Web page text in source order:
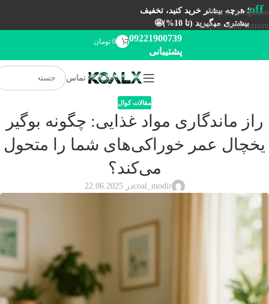
Skip to navigation
Skip to main content
off؛ هرچه بیشتر خرید کنید، تخفیف
بیشتری میگیرید (تا 10%)🤩
09221900739
پشتیبانی
0 تومان
تماس
مقالات کوال
راز ماندگاری مواد غذایی: چگونه بوگیر
یخچال عمر خوراکی‌های شما را متحول
می‌کند؟
coal_modirدر 22.06.2025